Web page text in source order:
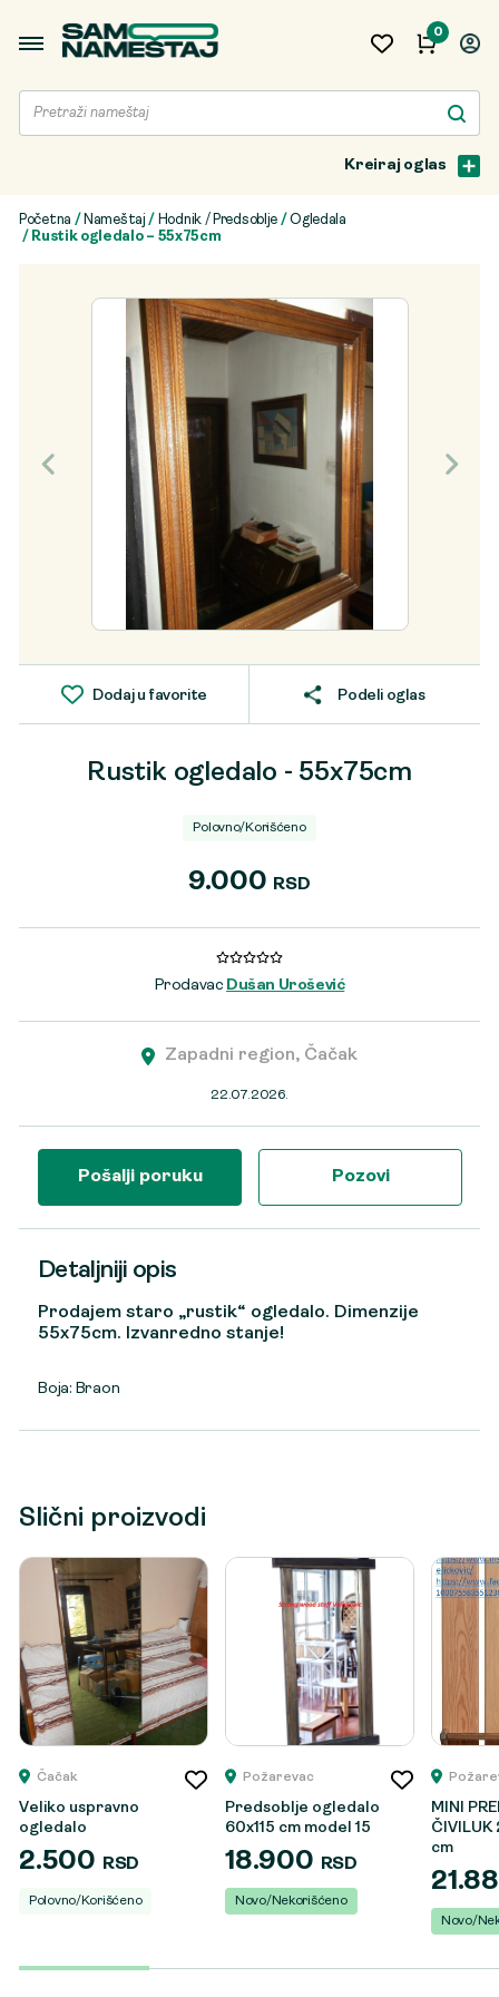
0
Kreiraj oglas
Početna / Nameštaj / Hodnik / Predsoblje /Ogledala
/ Rustik ogledalo – 55x75cm
Dodaj u favorite Podeli oglas
Rustik ogledalo - 55x75cm
Polovno/Korišćeno
9.000 RSD
Prodavac Dušan Urošević
Zapadni region, Čačak
22.07.2026.
Pošalji poruku Pozovi
Detaljniji opis
Prodajem staro „rustik“ ogledalo. Dimenzije
55x75cm. Izvanredno stanje!
Boja: Braon
Slični proizvodi
Čačak
Veliko uspravno
ogledalo
2.500 RSD
Polovno/Korišćeno
Požarevac
Predsoblje ogledalo
60x115 cm model 15
18.900 RSD
Novo/Nekorišćeno
MINI
ČIVILUK
cm
Novo/